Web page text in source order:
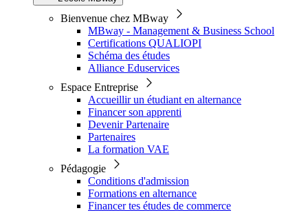
Bienvenue chez MBway
MBway - Management & Business School
Certifications QUALIOPI
Schéma des études
Alliance Eduservices
Espace Entreprise
Accueillir un étudiant en alternance
Financer son apprenti
Devenir Partenaire
Partenaires
La formation VAE
Pédagogie
Conditions d'admission
Formations en alternance
Financer tes études de commerce